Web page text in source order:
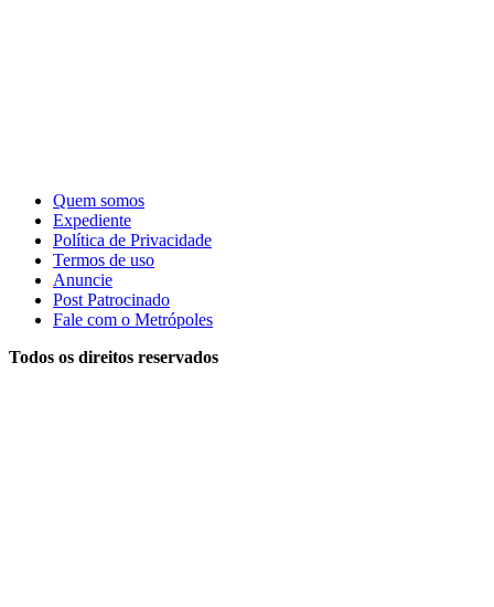
Quem somos
Expediente
Política de Privacidade
Termos de uso
Anuncie
Post Patrocinado
Fale com o Metrópoles
Todos os direitos reservados